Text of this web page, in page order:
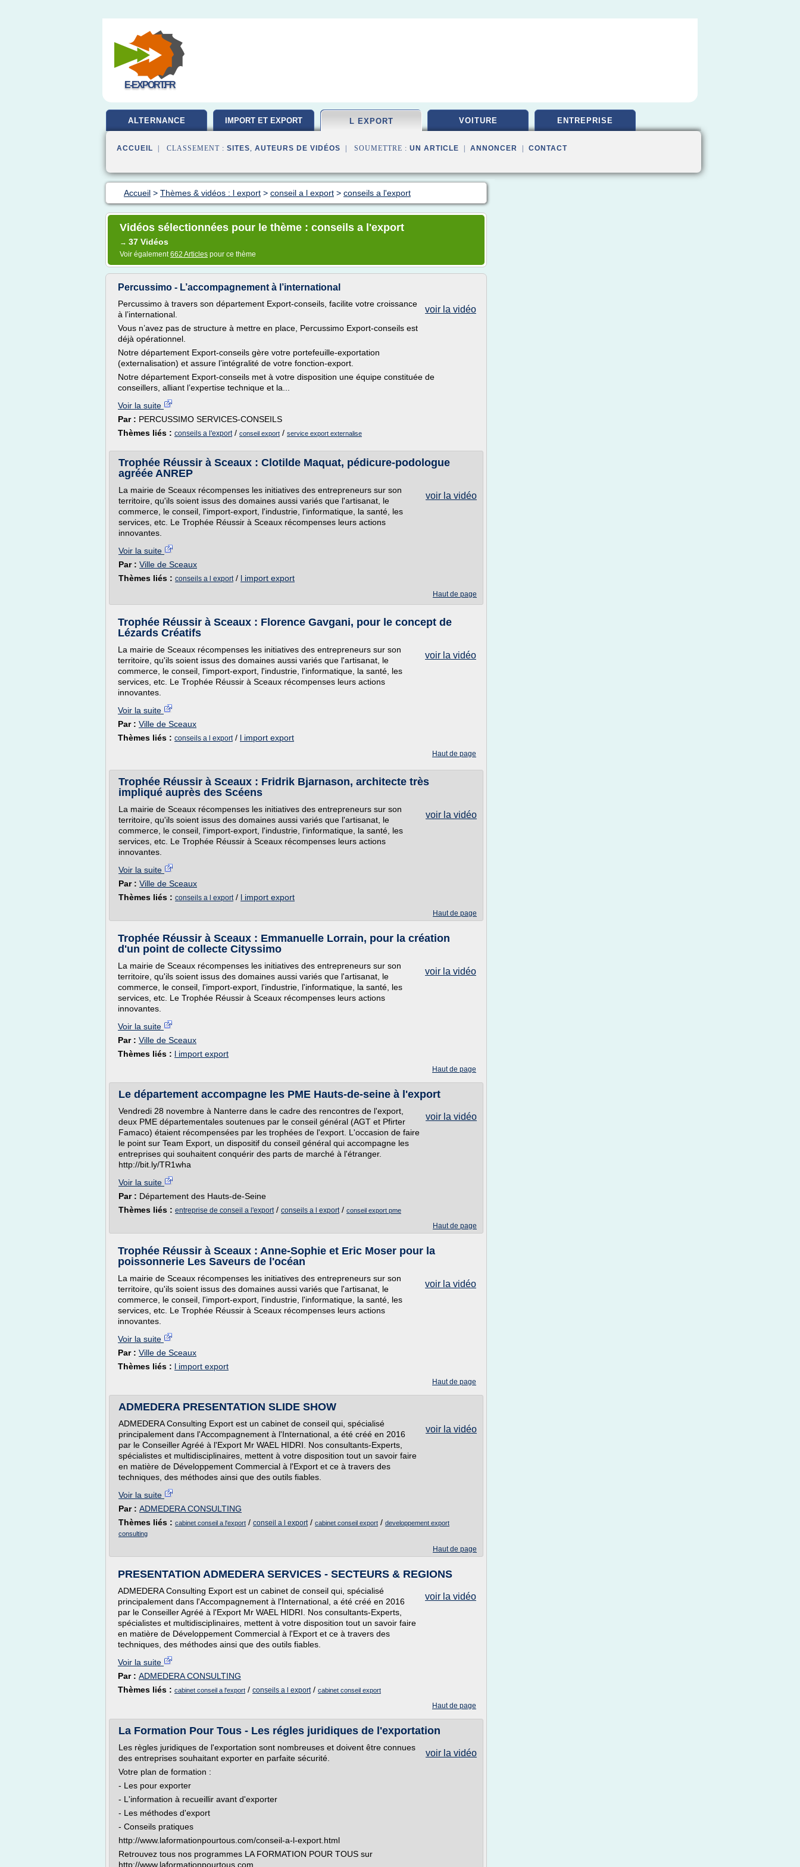
E-EXPORT.FR
ALTERNANCE IMPORT ET EXPORT L EXPORT VOITURE ENTREPRISE
ACCUEIL | CLASSEMENT : SITES, AUTEURS DE VIDÉOS | SOUMETTRE : UN ARTICLE ANNONCER CONTACT
Accueil > Thèmes & vidéos : l export > conseil a l export > conseils a l'export
Vidéos sélectionnées pour le thème : conseils a l'export
→ 37 Vidéos
Voir également662 Articles pour ce thème
Percussimo - L’accompagnement à l’international
voir la vidéo
Percussimo à travers son département Export-conseils, facilite votre croissance
à l’international.
Vous n’avez pas de structure à mettre en place, Percussimo Export-conseils est
déjà opérationnel.
Notre département Export-conseils gère votre portefeuille-exportation
(externalisation) et assure l’intégralité de votre fonction-export.
Notre département Export-conseils met à votre disposition une équipe constituée de
conseillers, alliant l’expertise technique et la...
Voir la suite
Par : PERCUSSIMO SERVICES-CONSEILS
Thèmes liés : conseils a l'export/ conseil export / service export externalise
Trophée Réussir à Sceaux : Clotilde Maquat, pédicure-podologue
agréée ANREP
voir la vidéo
La mairie de Sceaux récompenses les initiatives des entrepreneurs sur son
territoire, qu'ils soient issus des domaines aussi variés que l'artisanat, le
commerce, le conseil, l'import-export, l'industrie, l'informatique, la santé, les
services, etc. Le Trophée Réussir à Sceaux récompenses leurs actions
innovantes.
Voir la suite
Par : Ville de Sceaux
Thèmes liés : conseils a l export/ l import export
Haut de page
Trophée Réussir à Sceaux : Florence Gavgani, pour le concept de
Lézards Créatifs
voir la vidéo
La mairie de Sceaux récompenses les initiatives des entrepreneurs sur son
territoire, qu'ils soient issus des domaines aussi variés que l'artisanat, le
commerce, le conseil, l'import-export, l'industrie, l'informatique, la santé, les
services, etc. Le Trophée Réussir à Sceaux récompenses leurs actions
innovantes.
Voir la suite
Par : Ville de Sceaux
Thèmes liés : conseils a l export/ l import export
Haut de page
Trophée Réussir à Sceaux : Fridrik Bjarnason, architecte très
impliqué auprès des Scéens
voir la vidéo
La mairie de Sceaux récompenses les initiatives des entrepreneurs sur son
territoire, qu'ils soient issus des domaines aussi variés que l'artisanat, le
commerce, le conseil, l'import-export, l'industrie, l'informatique, la santé, les
services, etc. Le Trophée Réussir à Sceaux récompenses leurs actions
innovantes.
Voir la suite
Par : Ville de Sceaux
Thèmes liés : conseils a l export/ l import export
Haut de page
Trophée Réussir à Sceaux : Emmanuelle Lorrain, pour la création
d'un point de collecte Cityssimo
voir la vidéo
La mairie de Sceaux récompenses les initiatives des entrepreneurs sur son
territoire, qu'ils soient issus des domaines aussi variés que l'artisanat, le
commerce, le conseil, l'import-export, l'industrie, l'informatique, la santé, les
services, etc. Le Trophée Réussir à Sceaux récompenses leurs actions
innovantes.
Voir la suite
Par : Ville de Sceaux
Thèmes liés : l import export
Haut de page
Le département accompagne les PME Hauts-de-seine à l'export
voir la vidéo
Vendredi 28 novembre à Nanterre dans le cadre des rencontres de l'export,
deux PME départementales soutenues par le conseil général (AGT et Pfirter
Famaco) étaient récompensées par les trophées de l'export. L'occasion de faire
le point sur Team Export, un dispositif du conseil général qui accompagne les
entreprises qui souhaitent conquérir des parts de marché à l'étranger.
http://bit.ly/TR1wha
Voir la suite
Par : Département des Hauts-de-Seine
Thèmes liés : entreprise de conseil a l'export/ conseils a l export/ conseil export pme
Haut de page
Trophée Réussir à Sceaux : Anne-Sophie et Eric Moser pour la
poissonnerie Les Saveurs de l'océan
voir la vidéo
La mairie de Sceaux récompenses les initiatives des entrepreneurs sur son
territoire, qu'ils soient issus des domaines aussi variés que l'artisanat, le
commerce, le conseil, l'import-export, l'industrie, l'informatique, la santé, les
services, etc. Le Trophée Réussir à Sceaux récompenses leurs actions
innovantes.
Voir la suite
Par : Ville de Sceaux
Thèmes liés : l import export
Haut de page
ADMEDERA PRESENTATION SLIDE SHOW
voir la vidéo
ADMEDERA Consulting Export est un cabinet de conseil qui, spécialisé
principalement dans l'Accompagnement à l'International, a été créé en 2016
par le Conseiller Agréé à l'Export Mr WAEL HIDRI. Nos consultants-Experts,
spécialistes et multidisciplinaires, mettent à votre disposition tout un savoir faire
en matière de Développement Commercial à l'Export et ce à travers des
techniques, des méthodes ainsi que des outils fiables.
Voir la suite
Par : ADMEDERA CONSULTING
Thèmes liés : cabinet conseil a l'export / conseil a l export/ cabinet conseil export / developpement export
consulting
Haut de page
PRESENTATION ADMEDERA SERVICES - SECTEURS & REGIONS
voir la vidéo
ADMEDERA Consulting Export est un cabinet de conseil qui, spécialisé
principalement dans l'Accompagnement à l'International, a été créé en 2016
par le Conseiller Agréé à l'Export Mr WAEL HIDRI. Nos consultants-Experts,
spécialistes et multidisciplinaires, mettent à votre disposition tout un savoir faire
en matière de Développement Commercial à l'Export et ce à travers des
techniques, des méthodes ainsi que des outils fiables.
Voir la suite
Par : ADMEDERA CONSULTING
Thèmes liés : cabinet conseil a l'export / conseils a l export/ cabinet conseil export
Haut de page
La Formation Pour Tous - Les régles juridiques de l'exportation
voir la vidéo
Les règles juridiques de l'exportation sont nombreuses et doivent être connues
des entreprises souhaitant exporter en parfaite sécurité.
Votre plan de formation :
- Les pour exporter
- L'information à recueillir avant d'exporter
- Les méthodes d'export
- Conseils pratiques
http://www.laformationpourtous.com/conseil-a-l-export.html
Retrouvez tous nos programmes LA FORMATION POUR TOUS sur
http://www.laformationpourtous.com